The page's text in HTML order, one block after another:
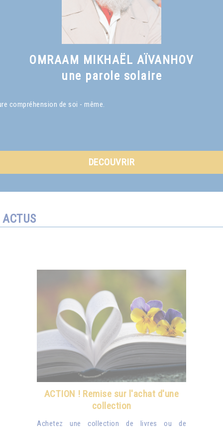
OMRAAM MIKHAËL AÏVANHOV
une parole solaire
compréhension de soi - même.
DECOUVRIR
ACTUS
ACTION ! Remise sur l'achat d'une
collection
Achetez une collection de livres ou de